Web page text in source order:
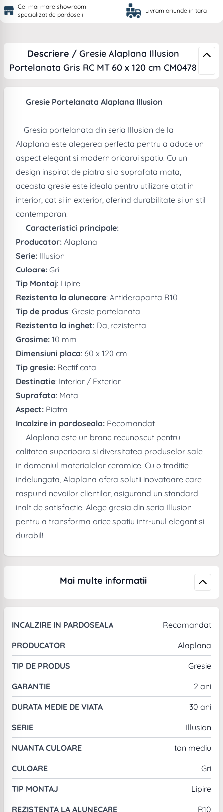
Cel mai mare showroom
specializat de pardoseli
Livram oriunde in tara
Descriere / Gresie Alaplana Illusion
Portelanata Gris RC MT 60 x 120 cm CM0478
Gresie Portelanata Alaplana Illusion
Gresia portelanata din seria Illusion de la
Alaplana este alegerea perfecta pentru a aduce un
aspect elegant si modern oricarui spatiu. Cu un
design inspirat de piatra si o suprafata mata,
aceasta gresie este ideala pentru utilizare atat in
interior, cat si in exterior, oferind durabilitate si un stil
contemporan.
Caracteristici principale:
Producator: Alaplana
Serie: Illusion
Culoare: Gri
Tip Montaj: Lipire
Rezistenta la alunecare: Antiderapanta R10
Tip de produs: Gresie portelanata
Rezistenta la inghet: Da, rezistenta
Grosime: 10 mm
Dimensiuni placa: 60 x 120 cm
Tip gresie: Rectificata
Destinatie: Interior / Exterior
Suprafata: Mata
Aspect: Piatra
Incalzire in pardoseala: Recomandat
Alaplana este un brand recunoscut pentru
calitatea superioara si diversitatea produselor sale
in domeniul materialelor ceramice. Cu o traditie
indelungata, Alaplana ofera solutii inovatoare care
raspund nevoilor clientilor, asigurand un standard
inalt de satisfactie. Alege gresia din seria Illusion
pentru a transforma orice spatiu intr-unul elegant si
durabil!
Mai multe informatii
INCALZIRE IN PARDOSEALA Recomandat
PRODUCATOR Alaplana
TIP DE PRODUS Gresie
GARANTIE 2 ani
DURATA MEDIE DE VIATA 30 ani
SERIE Illusion
NUANTA CULOARE ton mediu
CULOARE Gri
TIP MONTAJ Lipire
REZISTENTA LA ALUNECARE R10